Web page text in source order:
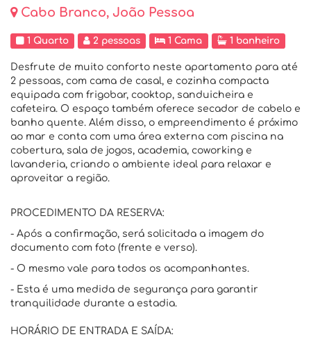
Cabo Branco, João Pessoa
1 Quarto 2 pessoas 1 Cama 1 banheiro
Desfrute de muito conforto neste apartamento para até
2 pessoas, com cama de casal, e cozinha compacta
equipada com frigobar, cooktop, sanduicheira e
cafeteira. O espaço também oferece secador de cabelo e
banho quente. Além disso, o empreendimento é próximo
ao mar e conta com uma área externa com piscina na
cobertura, sala de jogos, academia, coworking e
lavanderia, criando o ambiente ideal para relaxar e
aproveitar a região.
PROCEDIMENTO DA RESERVA:
- Após a confirmação, será solicitada a imagem do
documento com foto (frente e verso).
- O mesmo vale para todos os acompanhantes.
- Esta é uma medida de segurança para garantir
tranquilidade durante a estadia.
HORÁRIO DE ENTRADA E SAÍDA: